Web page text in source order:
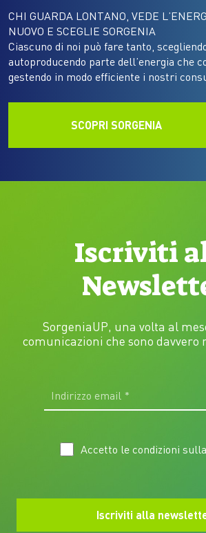
CHI GUARDA LONTANO, VEDE
NUOVO E SCEGLIE SORGENIA
Ciascuno di noi può fare tanto,
autoproducendo parte dell’energia che
gestendo in modo efficiente i nostri
SCOPRI SORGENIA
Iscriviti
SorgeniaUP, una volta al
comunicazioni che sono davvero
Accetto le condizioni sulla